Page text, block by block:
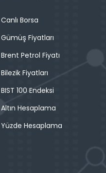
Canlı Borsa
Gümüş Fiyatları
Brent Petrol Fiyatı
Bilezik Fiyatları
BIST 100 Endeksi
Altın Hesaplama
Yüzde Hesaplama